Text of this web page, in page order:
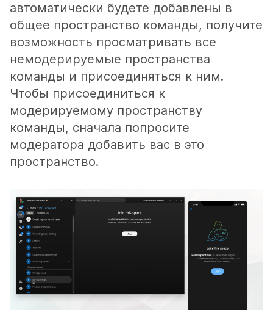
автоматически будете добавлены в
общее пространство команды, получите
возможность просматривать все
немодерируемые пространства
команды и присоединяться к ним.
Чтобы присоединиться к
модерируемому пространству
команды, сначала попросите
модератора добавить вас в это
пространство.